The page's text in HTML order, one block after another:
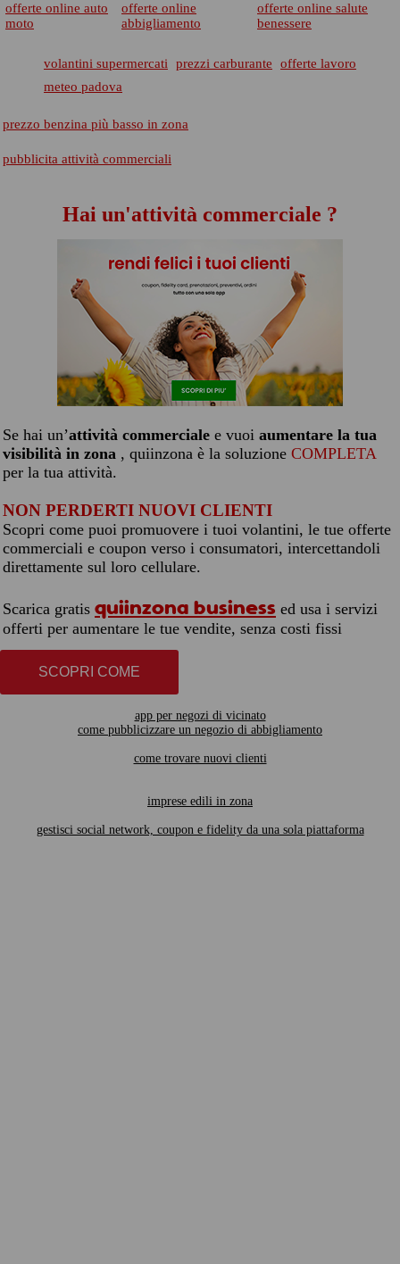
offerte online auto
moto
offerte online
abbigliamento
offerte online salute
benessere
volantini supermercati prezzi carburante
offerte lavoro
meteo padova
prezzo benzina più basso in zona
pubblicita attività commerciali
Hai un'attività commerciale ?
Se hai un’attività commerciale e vuoi aumentare la tua
visibilità in zona , quiinzona è la soluzione COMPLETA
per la tua attività.
NON PERDERTI NUOVI CLIENTI
Scopri come puoi promuovere i tuoi volantini, le tue offerte
commerciali e coupon verso i consumatori, intercettandoli
direttamente sul loro cellulare.
Scarica gratis quiinzona business ed usa i servizi
offerti per aumentare le tue vendite, senza costi fissi
SCOPRI COME
app per negozi di vicinato
come pubblicizzare un negozio di abbigliamento
come trovare nuovi clienti
imprese edili in zona
gestisci social network, coupon e fidelity da una sola piattaforma